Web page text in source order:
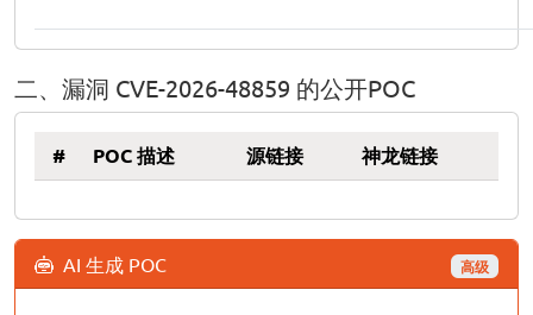
二、漏洞 CVE-2026-48859 的公开POC
# POC 描述 源链接 神龙链接
AI 生成 POC 高级